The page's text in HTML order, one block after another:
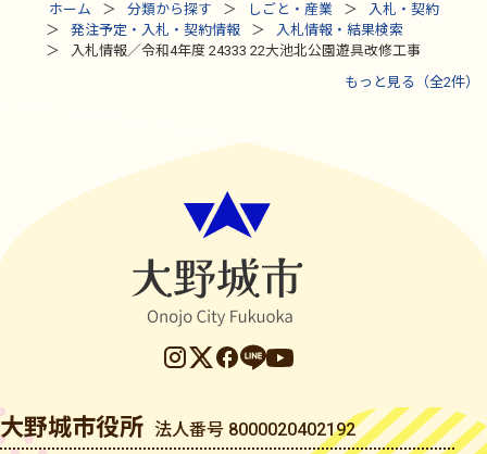
ホーム
分類から探す しごと・産業
入札・契約
発注予定・入札・契約情報
入札情報・結果検索
入札情報／令和4年度 24333 22大池北公園遊具改修工事
もっと見る（全2件）
大野城市役所 法人番号 8000020402192